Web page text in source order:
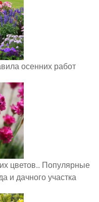
осенних работ
цветов.. Популярные
и дачного участка